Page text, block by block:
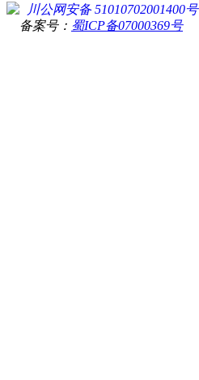
川公网安备 51010702001400号
备案号： 蜀ICP备07000369号